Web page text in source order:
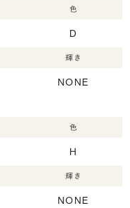
色
D
輝き
NONE
色
H
輝き
NONE